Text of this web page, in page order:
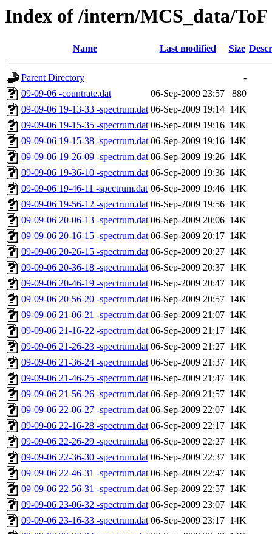
Index of /intern/MCS_data/ToF
Name Last modified Size
Parent Directory
-
09-09-06 -countrate.dat
06-Sep-2009 23:57
880
09-09-06 19-13-33 -spectrum.dat 06-Sep-2009 19:14 14K
09-09-06 19-15-35 -spectrum.dat 06-Sep-2009 19:16 14K
09-09-06 19-15-38 -spectrum.dat 06-Sep-2009 19:16 14K
09-09-06 19-26-09 -spectrum.dat 06-Sep-2009 19:26 14K
09-09-06 19-36-10 -spectrum.dat 06-Sep-2009 19:36 14K
09-09-06 19-46-11 -spectrum.dat 06-Sep-2009 19:46 14K
09-09-06 19-56-12 -spectrum.dat 06-Sep-2009 19:56 14K
09-09-06 20-06-13 -spectrum.dat 06-Sep-2009 20:06 14K
09-09-06 20-16-15 -spectrum.dat 06-Sep-2009 20:17 14K
09-09-06 20-26-15 -spectrum.dat 06-Sep-2009 20:27 14K
09-09-06 20-36-18 -spectrum.dat 06-Sep-2009 20:37 14K
09-09-06 20-46-19 -spectrum.dat 06-Sep-2009 20:47 14K
09-09-06 20-56-20 -spectrum.dat 06-Sep-2009 20:57 14K
09-09-06 21-06-21 -spectrum.dat 06-Sep-2009 21:07 14K
09-09-06 21-16-22 -spectrum.dat 06-Sep-2009 21:17 14K
09-09-06 21-26-23 -spectrum.dat 06-Sep-2009 21:27 14K
09-09-06 21-36-24 -spectrum.dat 06-Sep-2009 21:37 14K
09-09-06 21-46-25 -spectrum.dat 06-Sep-2009 21:47 14K
09-09-06 21-56-26 -spectrum.dat 06-Sep-2009 21:57 14K
09-09-06 22-06-27 -spectrum.dat 06-Sep-2009 22:07 14K
09-09-06 22-16-28 -spectrum.dat 06-Sep-2009 22:17 14K
09-09-06 22-26-29 -spectrum.dat 06-Sep-2009 22:27 14K
09-09-06 22-36-30 -spectrum.dat 06-Sep-2009 22:37 14K
09-09-06 22-46-31 -spectrum.dat 06-Sep-2009 22:47 14K
09-09-06 22-56-31 -spectrum.dat 06-Sep-2009 22:57 14K
09-09-06 23-06-32 -spectrum.dat 06-Sep-2009 23:07 14K
09-09-06 23-16-33 -spectrum.dat 06-Sep-2009 23:17 14K